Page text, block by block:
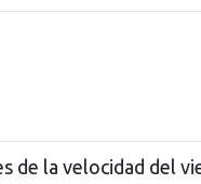
de la velocidad del